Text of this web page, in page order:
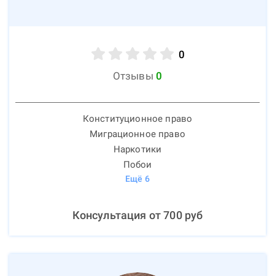
0
Отзывы 0
Конституционное право
Миграционное право
Наркотики
Побои
Ещё 6
Консультация от700руб